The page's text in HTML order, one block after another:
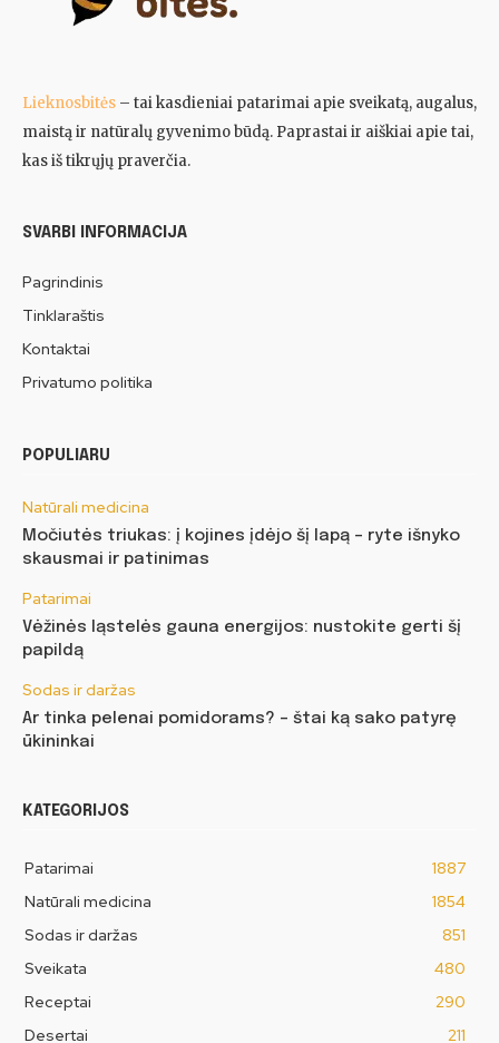
Lieknosbitės – tai kasdieniai patarimai apie sveikatą, augalus,
maistą ir natūralų gyvenimo būdą. Paprastai ir aiškiai apie tai,
kas iš tikrųjų praverčia.
SVARBI INFORMACIJA
Pagrindinis
Tinklaraštis
Kontaktai
Privatumo politika
POPULIARU
Natūrali medicina
Močiutės triukas: į kojines įdėjo šį lapą – ryte išnyko
skausmai ir patinimas
Patarimai
Vėžinės ląstelės gauna energijos: nustokite gerti šį
papildą
Sodas ir daržas
Ar tinka pelenai pomidorams? – štai ką sako patyrę
ūkininkai
KATEGORIJOS
Patarimai
1887
Natūrali medicina
1854
Sodas ir daržas
851
Sveikata
480
Receptai
290
Desertai
211